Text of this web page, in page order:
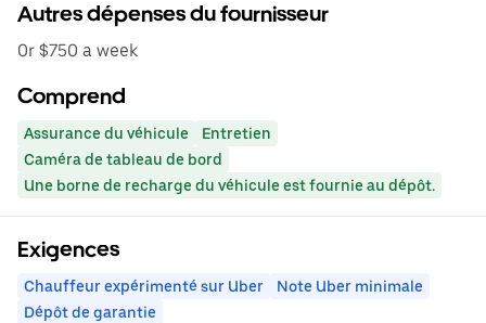
Autres dépenses du fournisseur
0r $750 a week
Comprend
Assurance du véhicule
Entretien
Caméra de tableau de bord
Une borne de recharge du véhicule est fournie au dépôt.
Exigences
Chauffeur expérimenté sur Uber
Note Uber minimale
Dépôt de garantie